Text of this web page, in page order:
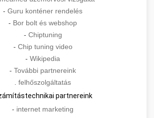
- Guru konténer rendelés
- Bor bolt és webshop
- Chiptuning
- Chip tuning video
- Wikipedia
- További partnereink
. felhőszolgáltatás
partnereink
- internet marketing